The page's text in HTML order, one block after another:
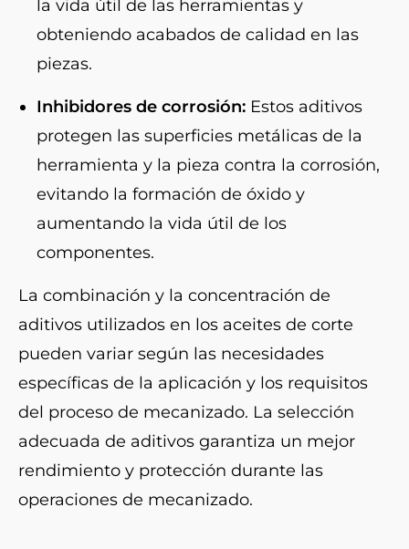
la vida útil de las herramientas y
obteniendo acabados de calidad en las
piezas.
Inhibidores de corrosión: Estos aditivos
protegen las superficies metálicas de la
herramienta y la pieza contra la corrosión,
evitando la formación de óxido y
aumentando la vida útil de los
componentes.
La combinación y la concentración de
aditivos utilizados en los aceites de corte
pueden variar según las necesidades
específicas de la aplicación y los requisitos
del proceso de mecanizado. La selección
adecuada de aditivos garantiza un mejor
rendimiento y protección durante las
operaciones de mecanizado.